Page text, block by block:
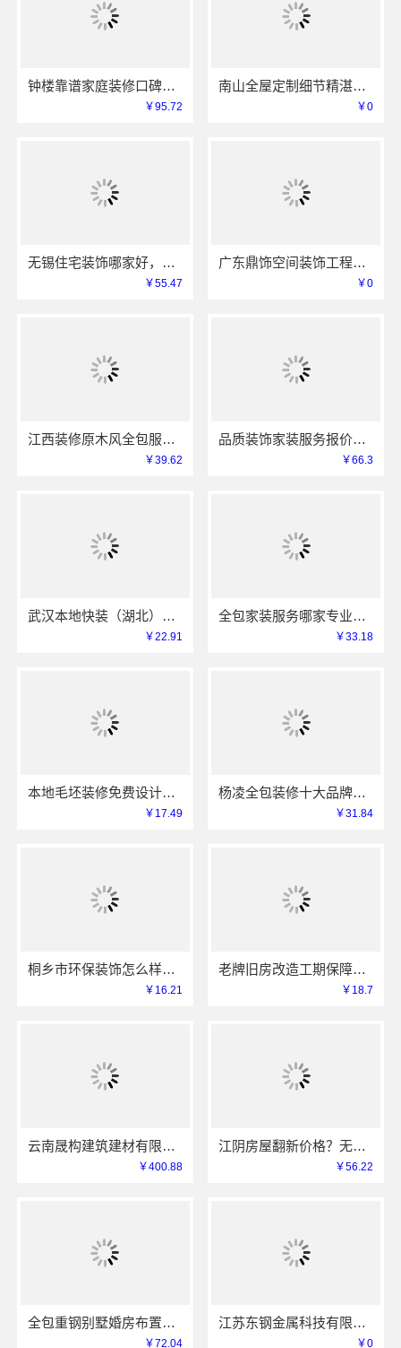
钟楼靠谱家庭装修口碑怎么样_常州宜居佳装饰工程有限公司
￥95.72
南山全屋定制细节精湛，华居不锈钢让家更精致
￥0
无锡住宅装饰哪家好，无锡亿莱居装饰工程材料有限公司来解答
￥55.47
广东鼎饰空间装饰工程有限公司，透明报价，售后维保放心住
￥0
江西装修原木风全包服务-江西尚宅尚品新型环保材料有限公司
￥39.62
品质装饰家装服务报价，雅居美家性价比之选透明公开
￥66.3
武汉本地快装（湖北）科技有限公司同城不拖工家装，一口价透明服务
￥22.91
全包家装服务哪家专业佛山市雅居美家建筑装饰工程有限公司
￥33.18
本地毛坯装修免费设计环保选浙江臻美新型建材有限公司
￥17.49
杨凌全包装修十大品牌，中蓝建投（北京）建设有限公司武功分公司值得选择
￥31.84
桐乡市环保装饰怎么样，嘉兴锦居装饰材料有限公司放心之选
￥16.21
老牌旧房改造工期保障小户型选浙江臻美新型建材有限公司
￥18.7
云南晟构建筑建材有限公司，稳固抗震重钢装配式房报价
￥400.88
江阴房屋翻新价格？无锡亿莱居装饰工程材料有限公司透明报价
￥56.22
全包重钢别墅婚房布置，中蓝建投北京建设有限公司四川专业打造
￥72.04
江苏东钢金属科技有限公司：不锈钢衣柜定制工厂联系电话
￥0